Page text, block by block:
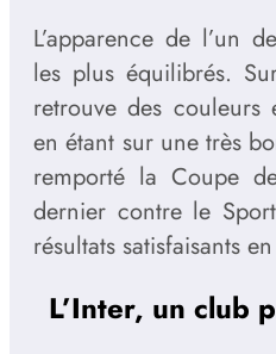
L’apparence de l’un
les plus équilibrés.
retrouve des
en étant sur une très
remporté la Coupe
dernier contre le
résultats satisfaisants
L’Inter, un club